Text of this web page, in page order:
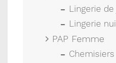
Lingerie
Lingerie
PAP Femme
Chemisiers